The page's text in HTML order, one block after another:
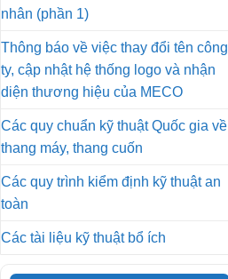
nhân (phần 1)
Thông báo về việc thay đổi tên công
ty, cập nhật hệ thống logo và nhận
diện thương hiệu của MECO
Các quy chuẩn kỹ thuật Quốc gia về
thang máy, thang cuốn
Các quy trình kiểm định kỹ thuật an
toàn
Các tài liệu kỹ thuật bổ ích